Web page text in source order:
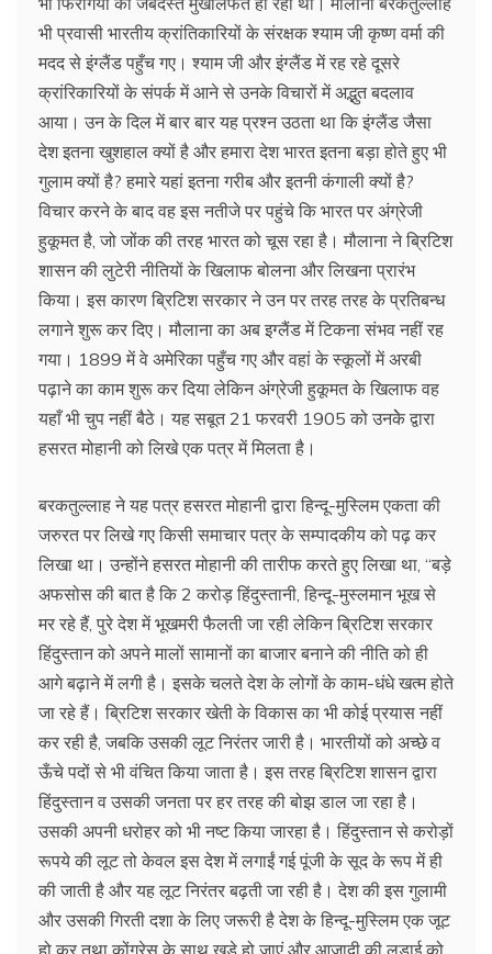
भी प्रवासी भारतीय क्रांतिकारियों के संरक्षक श्याम जी कृष्ण वर्मा की
मदद से इंग्लैंड पहुँच गए। श्याम जी और इंग्लैंड में रह रहे दूसरे
क्रांरिकारियों के संपर्क में आने से उनके विचारों में अद्भुत बदलाव
आया। उन के दिल में बार बार यह प्रश्न उठता था कि इंग्लैंड जैसा
देश इतना खुशहाल क्यों है और हमारा देश भारत इतना बड़ा होते हुए भी
गुलाम क्यों है? हमारे यहां इतना गरीब और इतनी कंगाली क्यों है?
विचार करने के बाद वह इस नतीजे पर पहुंचे कि भारत पर अंग्रेजी
हुकूमत है, जो जोंक की तरह भारत को चूस रहा है। मौलाना ने ब्रिटिश
शासन की लुटेरी नीतियों के खिलाफ बोलना और लिखना प्रारंभ
किया। इस कारण ब्रिटिश सरकार ने उन पर तरह तरह के प्रतिबन्ध
लगाने शुरू कर दिए। मौलाना का अब इग्लैंड में टिकना संभव नहीं रह
गया। 1899 में वे अमेरिका पहुँच गए और वहां के स्कूलों में अरबी
पढ़ाने का काम शुरू कर दिया लेकिन अंग्रेजी हुकूमत के खिलाफ वह
यहाँ भी चुप नहीं बैठे। यह सबूत 21 फरवरी 1905 को उनकेे द्वारा
हसरत मोहानी को लिखे एक पत्र में मिलता है।
बरकतुल्लाह ने यह पत्र हसरत मोहानी द्वारा हिन्दू-मुस्लिम एकता की
जरुरत पर लिखे गए किसी समाचार पत्र के सम्पादकीय को पढ़ कर
लिखा था। उन्होंने हसरत मोहानी की तारीफ करते हुए लिखा था, ‘‘बड़े
अफसोस की बात है कि 2 करोड़ हिंदुस्तानी, हिन्दू-मुस्लमान भूख से
मर रहे हैं, पुरे देश में भूखमरी फैलती जा रही लेकिन ब्रिटिश सरकार
हिंदुस्तान को अपने मालों सामानों का बाजार बनाने की नीति को ही
आगे बढ़ाने में लगी है। इसके चलते देश के लोगों के काम-धंधे खत्म होते
जा रहे हैं। ब्रिटिश सरकार खेती के विकास का भी कोई प्रयास नहीं
कर रही है, जबकि उसकी लूट निरंतर जारी है। भारतीयों को अच्छे व
ऊँचे पदों से भी वंचित किया जाता है। इस तरह ब्रिटिश शासन द्वारा
हिंदुस्तान व उसकी जनता पर हर तरह की बोझ डाल जा रहा है।
उसकी अपनी धरोहर को भी नष्ट किया जारहा है। हिंदुस्तान से करोड़ों
रूपये की लूट तो केवल इस देश में लगाईं गई पूंजी के सूद के रूप में ही
की जाती है और यह लूट निरंतर बढ़ती जा रही है। देश की इस गुलामी
और उसकी गिरती दशा के लिए जरूरी है देश के हिन्दू-मुस्लिम एक जूट
हो कर तथा कोंग्रेस के साथ खड़े हो जाएं और आजादी की लड़ाई को